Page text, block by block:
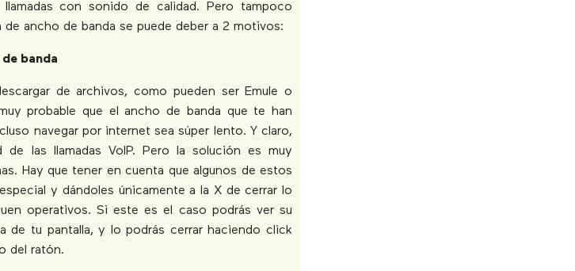
con sonido de calidad. Pero tampoco
de ancho de banda se puede deber a 2 motivos:
banda
de archivos, como pueden ser Emule o
probable que el ancho de banda que te han
navegar por internet sea súper lento. Y claro,
las llamadas VoIP. Pero la solución es muy
Hay que tener en cuenta que algunos de estos
y dándoles únicamente a la X de cerrar lo
operativos. Si este es el caso podrás ver su
de tu pantalla, y lo podrás cerrar haciendo click
del ratón.